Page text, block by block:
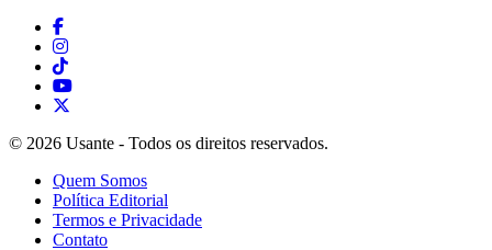
© 2026 Usante - Todos os direitos reservados.
Quem Somos
Política Editorial
Termos e Privacidade
Contato